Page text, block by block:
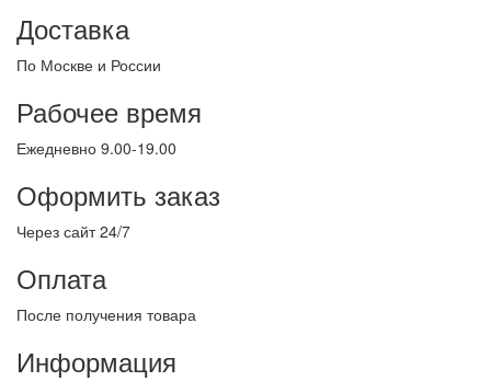
Доставка
По Москве и России
Рабочее время
Ежедневно 9.00-19.00
Оформить заказ
Через сайт 24/7
Оплата
После получения товара
Информация